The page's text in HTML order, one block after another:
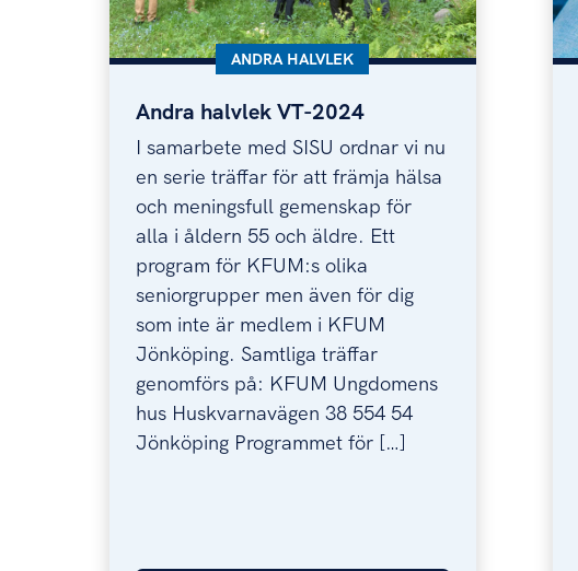
Andra halvlek VT-2024
Andra halvlek VT-2024
KATEGORI:
ANDRA HALVLEK
I samarbete med SISU ordnar vi nu
en serie träffar för att främja hälsa
och meningsfull gemenskap för
alla i åldern 55 och äldre. Ett
program för KFUM:s olika
seniorgrupper men även för dig
som inte är medlem i KFUM
Jönköping. Samtliga träffar
genomförs på: KFUM Ungdomens
hus Huskvarnavägen 38 554 54
Jönköping Programmet för […]